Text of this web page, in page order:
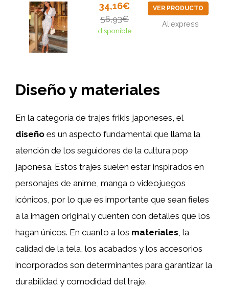
34,16€
56,93€
disponible
VER PRODUCTO
Aliexpress
Diseño y materiales
En la categoría de trajes frikis japoneses, el
diseño es un aspecto fundamental que llama la
atención de los seguidores de la cultura pop
japonesa. Estos trajes suelen estar inspirados en
personajes de anime, manga o videojuegos
icónicos, por lo que es importante que sean fieles
a la imagen original y cuenten con detalles que los
hagan únicos. En cuanto a los materiales, la
calidad de la tela, los acabados y los accesorios
incorporados son determinantes para garantizar la
durabilidad y comodidad del traje.